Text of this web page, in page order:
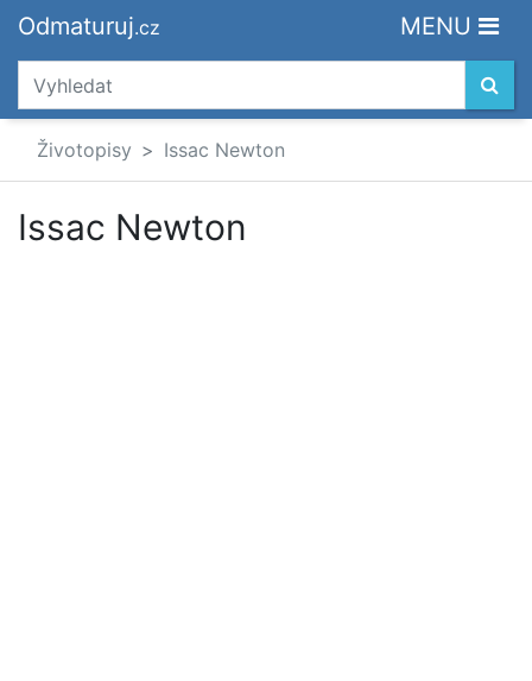
Odmaturuj.cz MENU
Životopisy Issac Newton
Issac Newton